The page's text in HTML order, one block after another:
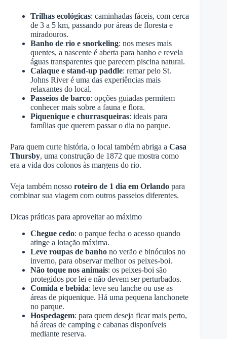
Trilhas ecológicas: caminhadas fáceis, com cerca
de 3 a 5 km, passando por áreas de floresta e
miradouros.
Banho de rio e snorkeling: nos meses mais
quentes, a nascente é aberta para banho e revela
águas transparentes que parecem piscina natural.
Caiaque e stand-up paddle: remar pelo St.
Johns River é uma das experiências mais
relaxantes do local.
Passeios de barco: opções guiadas permitem
conhecer mais sobre a fauna e flora.
Piquenique e churrasqueiras: ideais para
famílias que querem passar o dia no parque.
Para quem curte história, o local também abriga a Casa
Thursby, uma construção de 1872 que mostra como
era a vida dos colonos às margens do rio.
Veja também nosso roteiro de 1 dia em Orlando para
combinar sua viagem com outros passeios diferentes.
Dicas práticas para aproveitar ao máximo
Chegue cedo: o parque fecha o acesso quando
atinge a lotação máxima.
Leve roupas de banho no verão e binóculos no
inverno, para observar melhor os peixes-boi.
Não toque nos animais: os peixes-boi são
protegidos por lei e não devem ser perturbados.
Comida e bebida: leve seu lanche ou use as
áreas de piquenique. Há uma pequena lanchonete
no parque.
Hospedagem: para quem deseja ficar mais perto,
há áreas de camping e cabanas disponíveis
mediante reserva.